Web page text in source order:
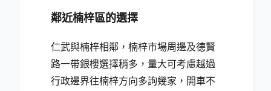
鄰近楠梓區的選擇
仁武與楠梓相鄰，楠梓市場周邊及德賢
路一帶銀樓選擇稍多，量大可考慮越過
行政邊界往楠梓方向多詢幾家，開車不